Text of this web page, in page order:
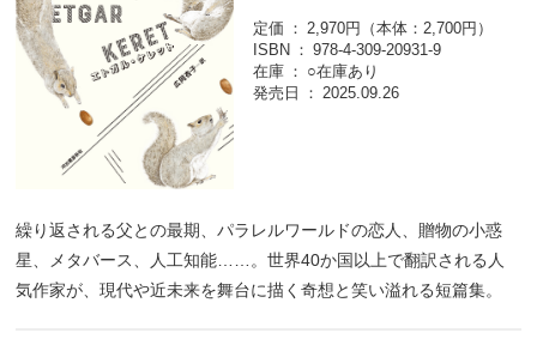
定価
2,970円（本体：2,700円）
ISBN
978-4-309-20931-9
在庫
○在庫あり
発売日
2025.09.26
繰り返される父との最期、パラレルワールドの恋人、贈物の小惑
星、メタバース、人工知能……。世界40か国以上で翻訳される人
気作家が、現代や近未来を舞台に描く奇想と笑い溢れる短篇集。